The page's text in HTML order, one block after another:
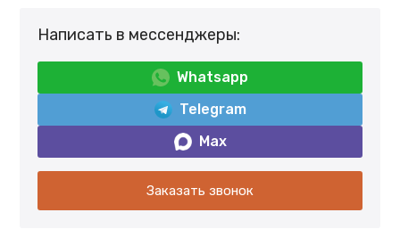
Написать в мессенджеры:
Whatsapp
Telegram
Max
Заказать звонок